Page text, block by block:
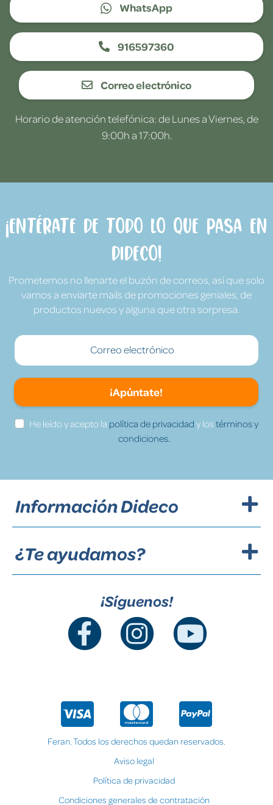
WhatsApp
916597360
Correo electrónico
Horario de atención telefónica: de Lunes a Viernes, de
9:00h a 17:00h.
¡Entérate de todo lo que pasa en
Dideco!
Prometemos no llenarte el buzón de correos, así que solo
vamos a enviarte mails de promociones geniales, de
productos nuevos y alguna que otra sorpresa.
¡Apúntate!
He leído y acepto la política de privacidad y lostérminos y
condiciones.
Información Dideco
¿Te ayudamos?
¡Síguenos!
Feran. Todos los derechos quedan reservados.
Aviso legal
Política de privacidad
Condiciones generales de contratación